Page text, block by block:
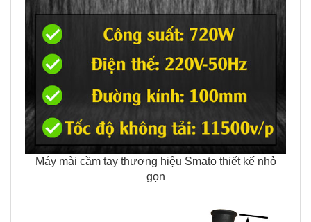
Máy mài cầm tay thương hiệu Smato thiết kế nhỏ
gọn